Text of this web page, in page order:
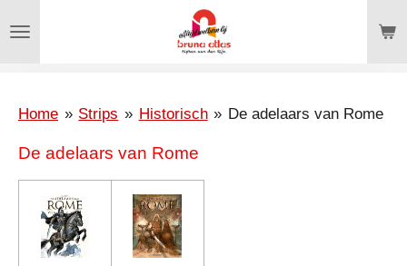
direct
hoofdinhoud
Home » Strips » Historisch » De adelaars van Rome
De adelaars van Rome